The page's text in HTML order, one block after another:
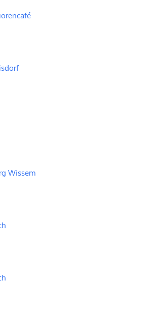
Wissem